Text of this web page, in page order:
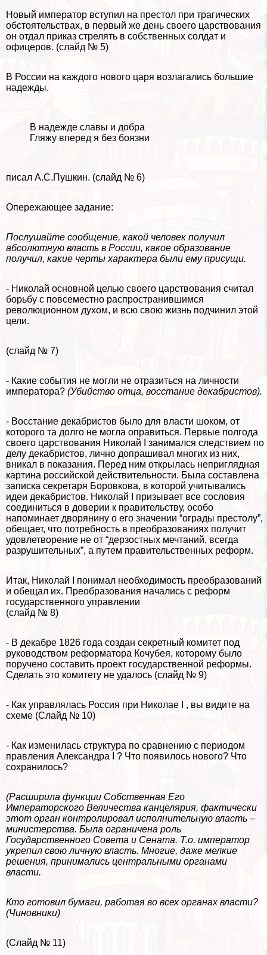
Новый император вступил на престол при трагических
обстоятельствах, в первый же день своего царствования
он отдал приказ стрелять в собственных солдат и
офицеров. (слайд № 5)
В России на каждого нового царя возлагались большие
надежды.
В надежде славы и добра
Гляжу вперед я без боязни
писал А.С.Пушкин. (слайд № 6)
Опережающее задание:
Послушайте сообщение, какой человек получил
абсолютную власть в России, какое образование
получил, какие черты хаpaктера были ему присущи.
- Николай основной целью своего царствования считал
борьбу с повсеместно распространившимся
революционном духом, и всю свою жизнь подчинил этой
цели.
(слайд № 7)
- Какие события не могли не отразиться на личности
императора? (Убийство отца, восстание декабристов).
- Восстание декабристов было для власти шоком, от
которого та долго не могла оправиться. Первые полгода
своего царствования Николай I занимался следствием по
делу декабристов, лично допрашивал многих из них,
вникал в показания. Перед ним открылась неприглядная
картина российской действительности. Была составлена
записка секретаря Боровкова, в которой учитывались
идеи декабристов. Николай I призывает все сословия
соединиться в доверии к правительству, особо
напоминает дворянину о его значении “ограды престолу”,
обещает, что потребность в преобразованиях получит
удовлетворение не от “дерзостных мечтаний, всегда
разрушительных”, а путем правительственных реформ.
Итак, Николай I понимал необходимость преобразований
и обещал их. Преобразования начались с реформ
государственного управлении
(слайд № 8)
- В декабре 1826 года создан секретный комитет под
руководством реформатора Кочубея, которому было
поручено составить проект государственной реформы.
Сделать это комитету не удалось (слайд № 9)
- Как управлялась Россия при Николае I , вы видите на
схеме (Слайд № 10)
- Как изменилась структура по сравнению с периодом
правления Александра I ? Что появилось нового? Что
сохранилось?
(Расширила функции Собственная Его
Императорского Величества канцелярия, фактически
этот орган контролировал исполнительную власть –
министерства. Была ограничена роль
Государственного Совета и Сената. Т.о. император
укрепил свою личную власть. Многие, даже мелкие
решения, принимались центральными органами
власти.
Кто готовил бумаги, работая во всех органах власти?
(Чиновники)
(Слайд № 11)